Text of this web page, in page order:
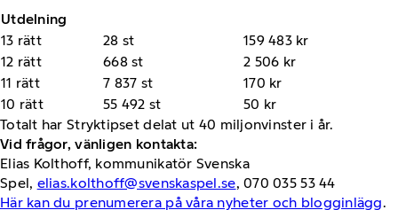
Utdelning
13 rätt
28 st
159 483 kr
12 rätt
668 st
2 506 kr
11 rätt
7 837 st
170 kr
10 rätt
55 492 st
50 kr
Totalt har Stryktipset delat ut 40 miljonvinster i år.
Vid frågor, vänligen kontakta:
Elias Kolthoff, kommunikatör Svenska
Spel, elias.kolthoff@svenskaspel.se, 070 035 53 44
Här kan du prenumerera på våra nyheter och blogginlägg.